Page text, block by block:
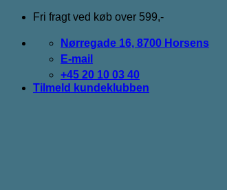
Fortsæt
indhold
Fri fragt ved køb over 599,-
Nørregade 16, 8700 Horsens
E-mail
+45 20 10 03 40
Tilmeld kundeklubben